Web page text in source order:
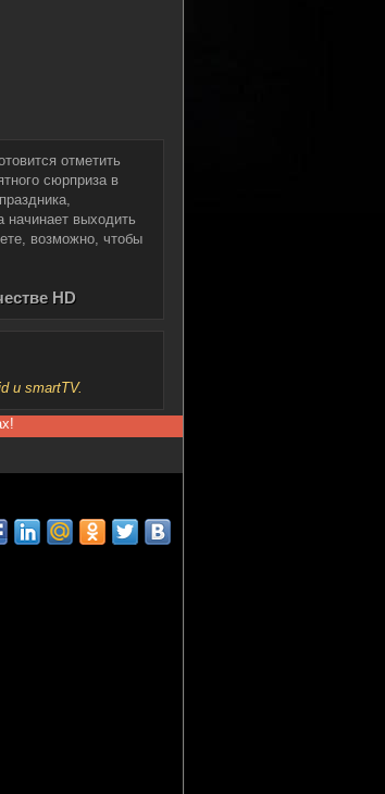
отметить
сюрприза в
начинает выходить
возможно, чтобы
HD
и smartTV.